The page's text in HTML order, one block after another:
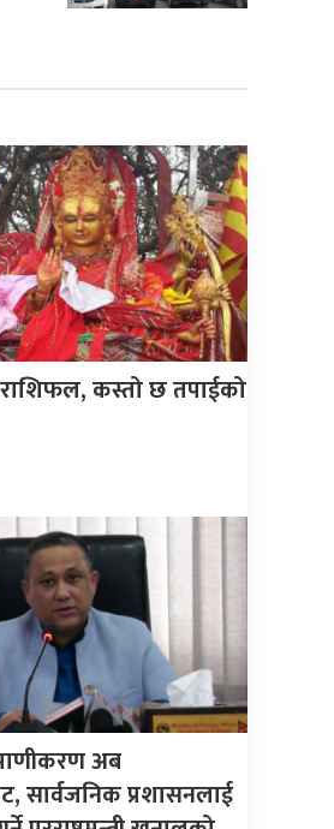
कस्तो छ तपाईको
अब
सार्वजनिक प्रशासनलाई